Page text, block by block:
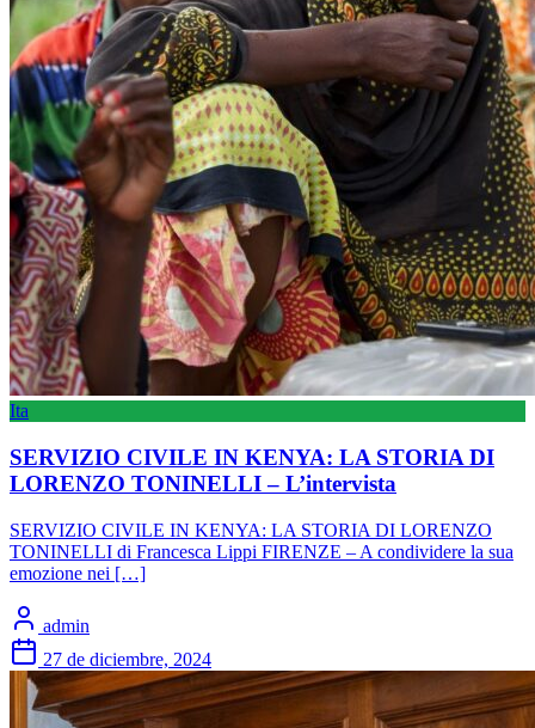
Ita
SERVIZIO CIVILE IN KENYA: LA STORIA DI
LORENZO TONINELLI – L’intervista
SERVIZIO CIVILE IN KENYA: LA STORIA DI LORENZO
TONINELLI di Francesca Lippi FIRENZE – A condividere la sua
emozione nei […]
admin
27 de diciembre, 2024